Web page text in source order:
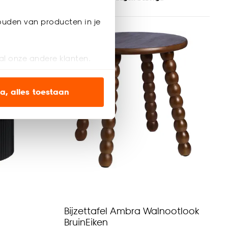
van producten in je
onze andere klanten.
om alleen de
wel of niet te
alles toestaan
Bijzettafel Ambra Walnootlook
BruinEiken